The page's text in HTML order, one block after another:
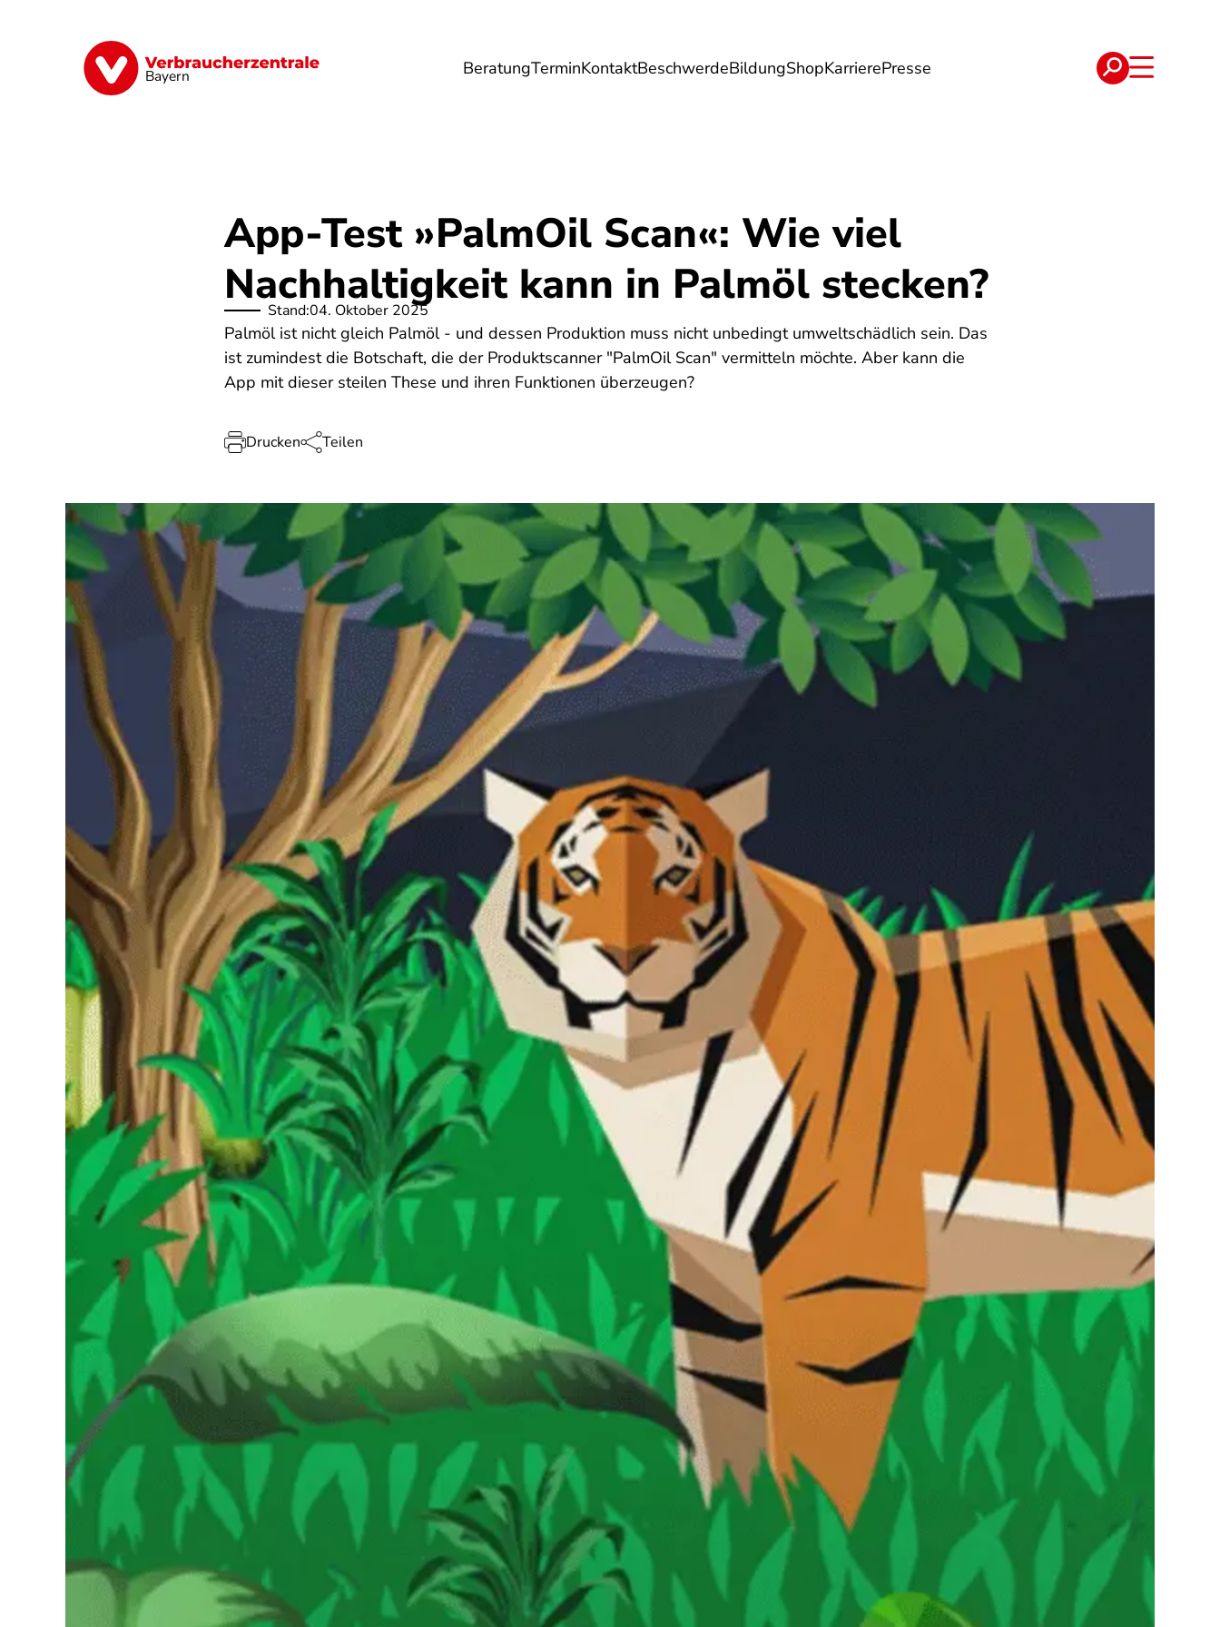
Bayern BeratungTerminKontaktBeschwerdeBildungShopKarrierePresse
Finanzen Digitales Lebensmittel Umwelt Gesundheit Energie Reise Verträge
App-Test »PalmOil Scan«: Wie viel
Nachhaltigkeit kann in Palmöl stecken?
Stand:04. Oktober 2025
Palmöl ist nicht gleich Palmöl - und dessen Produktion muss nicht unbedingt umweltschädlich sein. Das
ist zumindest die Botschaft, die der Produktscanner "PalmOil Scan" vermitteln möchte. Aber kann die
App mit dieser steilen These und ihren Funktionen überzeugen?
Drucken Teilen